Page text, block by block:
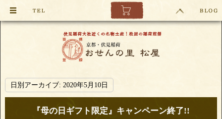
日別アーカイブ: 2020年5月10日
『母の日ギフト限定』キャンペーン終了!!